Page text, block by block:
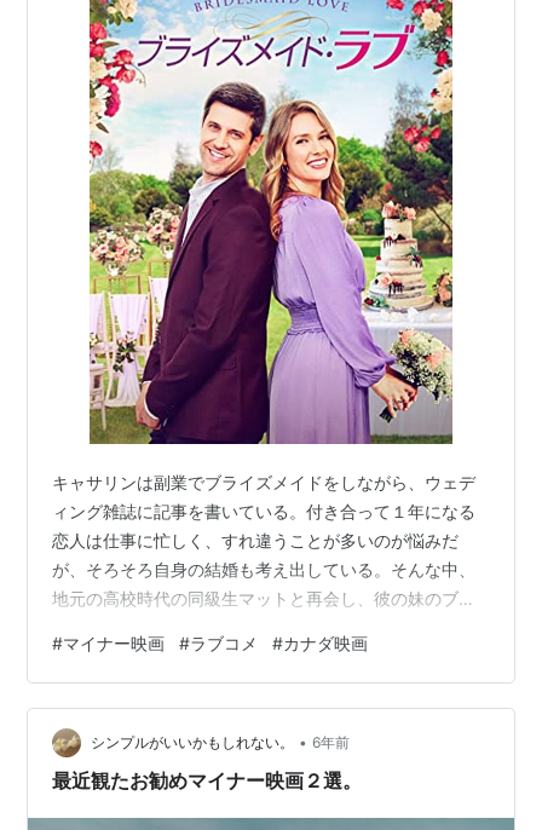
キャサリンは副業でブライズメイドをしながら、ウェデ
ィング雑誌に記事を書いている。付き合って１年になる
恋人は仕事に忙しく、すれ違うことが多いのが悩みだ
が、そろそろ自身の結婚も考え出している。そんな中、
地元の高校時代の同級生マットと再会し、彼の妹のブラ
い奴ゼロパーセントの映画。 カナダ映画ですが、カナダ
の人ってみんなこんなに性格いいんですか。この間観た
サウスパークではカナダ人ボロカスに言われてましたけ
ど笑。アメリカ人のテンション高い感じとは違う気遣い
のポジティブさがあると思いました。うざくないポジテ
#マイナー映画 #ラブコメ #カナダ映画
シンプルがいいかもしれない。 • 6年前
最近観たお勧めマイナー映画２選。